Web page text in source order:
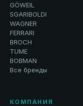
GÖWEIL
SGARIBOLDI
WAGNER
FERRARI
BROCH
TUME
BOBMAN
Все бренды
КОМПАНИЯ